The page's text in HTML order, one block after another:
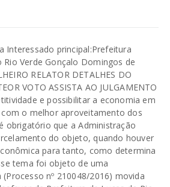
Interessado principal:Prefeitura
Rio Verde Gonçalo Domingos de
RELATOR DETALHES DO
VOTO ASSISTA AO JULGAMENTO
e possibilitar a economia em
o melhor aproveitamento dos
obrigatório que a Administração
do objeto, quando houver
para tanto, como determina
tema foi objeto de uma
nº 210048/2016) movida